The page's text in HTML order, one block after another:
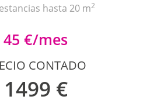
hasta 20 m2
45 €/mes
CONTADO
1499 €